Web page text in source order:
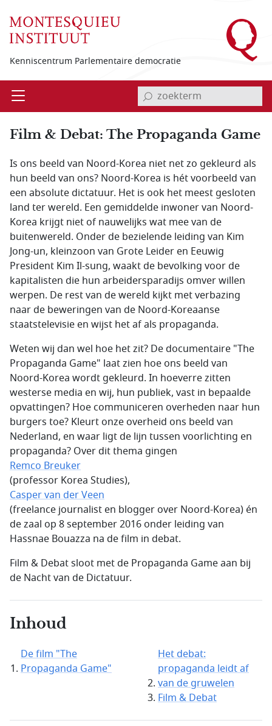
Kenniscentrum Parlementaire democratie
Open invoerveld zoekterm
Film & Debat: The Propaganda Game
Is ons beeld van Noord-Korea niet net zo gekleurd als
hun beeld van ons? Noord-Korea is hét voorbeeld van
een absolute dictatuur. Het is ook het meest gesloten
land ter wereld. Een gemiddelde inwoner van Noord-
Korea krijgt niet of nauwelijks wat mee van de
buitenwereld. Onder de bezielende leiding van Kim
Jong-un, kleinzoon van Grote Leider en Eeuwig
President Kim Il-sung, waakt de bevolking voor de
kapitalisten die hun arbeidersparadijs omver willen
werpen. De rest van de wereld kijkt met verbazing
naar de beweringen van de Noord-Koreaanse
staatstelevisie en wijst het af als propaganda.
Weten wij dan wel hoe het zit? De documentaire "The
Propaganda Game" laat zien hoe ons beeld van
Noord-Korea wordt gekleurd. In hoeverre zitten
westerse media en wij, hun publiek, vast in bepaalde
opvattingen? Hoe communiceren overheden naar hun
burgers toe? Kleurt onze overheid ons beeld van
Nederland, en waar ligt de lijn tussen voorlichting en
propaganda? Over dit thema gingen
Remco Breuker
(professor Korea Studies),
Casper van der Veen
(freelance journalist en blogger over Noord-Korea) én
de zaal op 8 september 2016 onder leiding van
Hassnae Bouazza na de film in debat.
Film & Debat sloot met de Propaganda Game aan bij
de Nacht van de Dictatuur.
Inhoud
De film "The
Propaganda Game"
Het debat:
propaganda leidt af
van de gruwelen
Film & Debat